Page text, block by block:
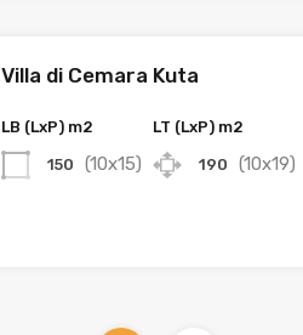
Villa di Cemara Kuta
LB (LxP) m2
150 (10x15)
LT (LxP) m2
190 (10x19)